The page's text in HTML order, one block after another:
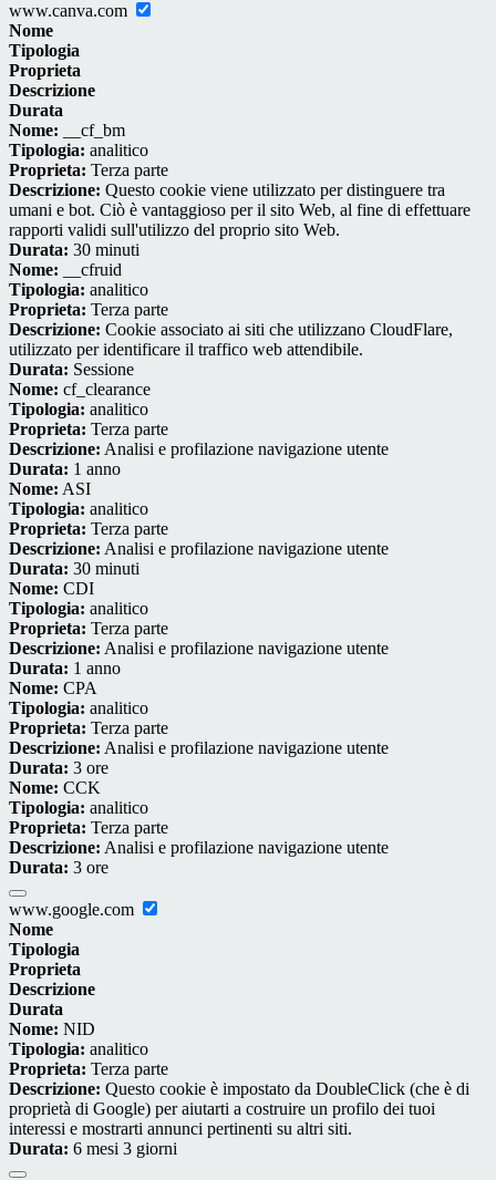
www.canva.com
Nome
Tipologia
Proprieta
Descrizione
Durata
Nome: __cf_bm
Tipologia: analitico
Proprieta: Terza parte
Descrizione: Questo cookie viene utilizzato per distinguere tra
umani e bot. Ciò è vantaggioso per il sito Web, al fine di effettuare
rapporti validi sull'utilizzo del proprio sito Web.
Durata: 30 minuti
Nome: __cfruid
Tipologia: analitico
Proprieta: Terza parte
Descrizione: Cookie associato ai siti che utilizzano CloudFlare,
utilizzato per identificare il traffico web attendibile.
Durata: Sessione
Nome: cf_clearance
Tipologia: analitico
Proprieta: Terza parte
Descrizione: Analisi e profilazione navigazione utente
Durata: 1 anno
Nome: ASI
Tipologia: analitico
Proprieta: Terza parte
Descrizione: Analisi e profilazione navigazione utente
Durata: 30 minuti
Nome: CDI
Tipologia: analitico
Proprieta: Terza parte
Descrizione: Analisi e profilazione navigazione utente
Durata: 1 anno
Nome: CPA
Tipologia: analitico
Proprieta: Terza parte
Descrizione: Analisi e profilazione navigazione utente
Durata: 3 ore
Nome: CCK
Tipologia: analitico
Proprieta: Terza parte
Descrizione: Analisi e profilazione navigazione utente
Durata: 3 ore
www.google.com
Nome
Tipologia
Proprieta
Descrizione
Durata
Nome: NID
Tipologia: analitico
Proprieta: Terza parte
Descrizione: Questo cookie è impostato da DoubleClick (che è di
proprietà di Google) per aiutarti a costruire un profilo dei tuoi
interessi e mostrarti annunci pertinenti su altri siti.
Durata: 6 mesi 3 giorni